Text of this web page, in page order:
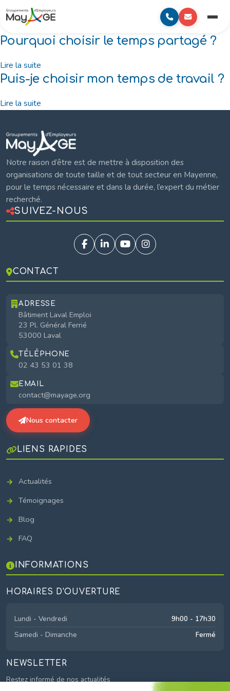
contenu
content
Mayage
Menu
Pourquoi choisir le temps partagé ?
Lire la suite
Puis-je choisir mon temps de travail ?
Lire la suite
Notre raison d’être est de mettre à disposition des
organisations de toute taille et de tout secteur en Mayenne,
pour le temps nécessaire et dans la durée, l’expert du métier
recherché.
SUIVEZ-NOUS
CONTACT
ADRESSE
Bâtiment Laval Emploi
23 Pl. Général Ferrié
53000 Laval
TÉLÉPHONE
02 43 53 01 38
EMAIL
contact@mayage.org
Nous contacter
LIENS RAPIDES
Actualités
Témoignages
Blog
FAQ
INFORMATIONS
HORAIRES D'OUVERTURE
Lundi - Vendredi
9h00 - 17h30
Samedi - Dimanche
Fermé
NEWSLETTER
Restez informé de nos actualités